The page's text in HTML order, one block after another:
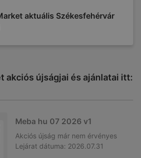
aktuális Székesfehérvár
akciós újságjai és ajánlatai itt:
Meba hu 07 2026 v1
Akciós újság már nem érvényes
Lejárat dátuma: 2026.07.31